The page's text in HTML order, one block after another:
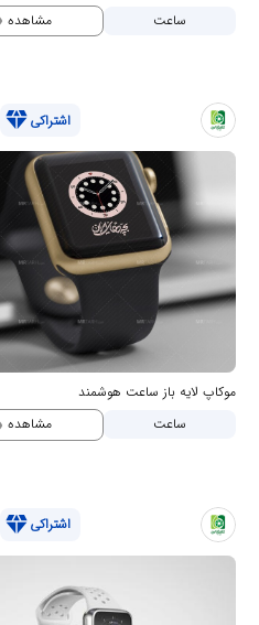
ساعت
مشاهده
اشتراکیdiamond
موکاپ لایه باز ساعت هوشمند
ساعت
مشاهده
اشتراکیdiamond